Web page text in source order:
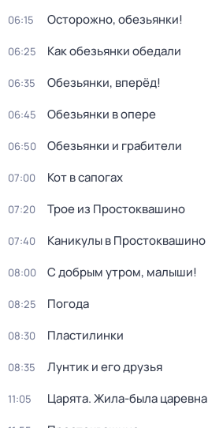
06:15 Осторожно, обезьянки!
06:25 Как обезьянки обедали
06:35 Обезьянки, вперёд!
06:45 Обезьянки в опере
06:50 Обезьянки и грабители
07:00 Кот в сапогах
07:20 Трое из Простоквашино
07:40 Каникулы в Простоквашино
08:00 С добрым утром, малыши!
08:25 Погода
08:30 Пластилинки
08:35 Лунтик и его друзья
11:05 Царята. Жила-была царевна